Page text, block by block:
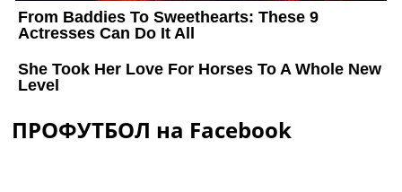
ПРОФУТБОЛ на Facebook